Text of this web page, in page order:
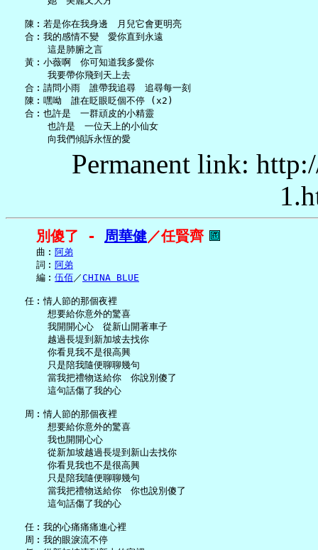
   陳︰若是你在我身邊　月兒它會更明亮
   合︰我的感情不變　愛你直到永遠
       這是肺腑之言
   黃︰小薇啊　你可知道我多愛你
       我要帶你飛到天上去
   合︰請問小雨　誰帶我追尋　追尋每一刻
   陳︰嘿呦　誰在眨眼眨個不停 (x2)
   合︰也許是　一群頑皮的小精靈
       也許是　一位天上的小仙女
Permanent link:
別傻了 - 周華健／任賢齊
     曲︰
阿弟
     詞︰
阿弟
     編︰
伍佰／CHINA BLUE
   任︰情人節的那個夜裡
       想要給你意外的驚喜
       我開開心心　從新山開著車子
       越過長堤到新加坡去找你
       你看見我不是很高興
       只是陪我隨便聊聊幾句
       當我把禮物送給你　你說別傻了
       這句話傷了我的心
   周︰情人節的那個夜裡
       想要給你意外的驚喜
       我也開開心心
       從新加坡越過長堤到新山去找你
       你看見我也不是很高興
       只是陪我隨便聊聊幾句
       當我把禮物送給你　你也說別傻了
       這句話傷了我的心
   任︰我的心痛痛痛進心裡
   周︰我的眼淚流不停